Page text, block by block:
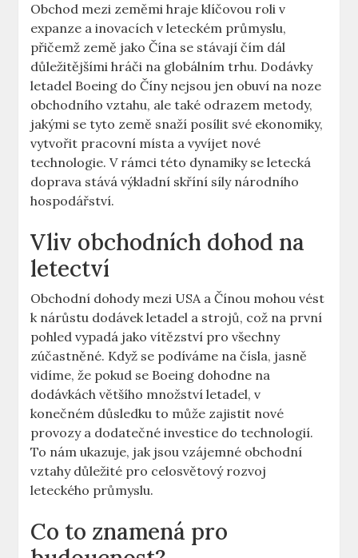
Obchod mezi zeměmi hraje klíčovou roli v
expanze a inovacích v ⁤leteckém průmyslu,
přičemž země ⁢jako Čína se stávají čím dál
důležitějšími hráči na globálním trhu. Dodávky
letadel Boeing do Číny nejsou jen obuví ⁣na noze ​
obchodního‌ vztahu, ale ⁢také‍ odrazem metody,
‍jakými se tyto země snaží posílit své ekonomiky,
vytvořit ⁢pracovní místa a vyvíjet nové ​
technologie. V rámci této dynamiky ‌se letecká
doprava stává výkladní skříní síly národního
hospodářství.
Vliv obchodních dohod na
letectví
Obchodní‍ dohody mezi USA a ⁤Čínou mohou vést
k⁤ nárůstu dodávek letadel a strojů,⁤ což na první
pohled ​vypadá‌ jako vítězství pro všechny
zúčastněné. Když se​ podíváme⁤ na čísla, jasně
vidíme, že pokud se Boeing‍ dohodne‌ na
dodávkách většího množství⁣ letadel,⁢ v
konečném⁢ důsledku to může zajistit nové
⁤provozy a dodatečné⁢ investice do ⁤technologií.
To nám ⁢ukazuje, ‍jak jsou ‌vzájemné obchodní
vztahy důležité⁣ pro celosvětový rozvoj‌
leteckého průmyslu.
Co to znamená pro